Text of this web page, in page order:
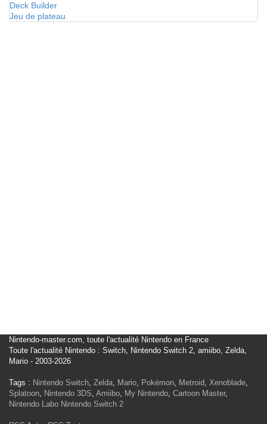
Deck Builder
Jeu de plateau
Nintendo-master.com, toute l'actualité Nintendo en France
Toute l'actualité Nintendo : Switch, Nintendo Switch 2, amiibo, Zelda,
Mario - 2003-2026
Tags : Nintendo Switch, Zelda, Mario, Pokémon, Metroid, Xenoblade,
Splatoon, Nintendo 3DS, Amiibo, My Nintendo, Cartoon Master,
Nintendo Labo Nintendo Switch 2